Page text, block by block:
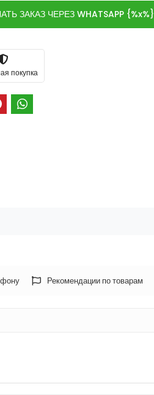
ЗАКАЗ ЧЕРЕЗ WHATSAPP {%x%}
покупка
Рекомендации по товарам